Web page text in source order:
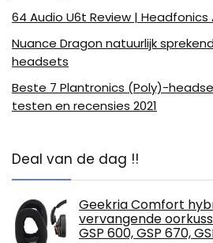
64 Audio U6t Review |
Nuance Dragon natuurlijk
headsets
Beste 7 Plantronics (Poly)-
testen en recensies 2021
Deal van de dag !!
Geekria Comfort
vervangende
GSP 600, GSP 670,